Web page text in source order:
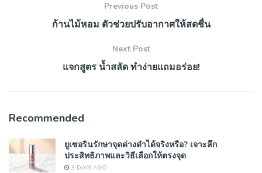
Previous Post
ก้านไม้หอม ตัวช่วยปรับอากาศให้สดชื่น
Next Post
แจกสูตร น้ำสลัด ทำง่ายแถมอร่อย!
Recommended
ยูเซอรินรักษาจุดด่างดำได้จริงหรือ? เจาะลึก
ประสิทธิภาพและวิธีเลือกให้ตรงจุด
3 DAYS AGO